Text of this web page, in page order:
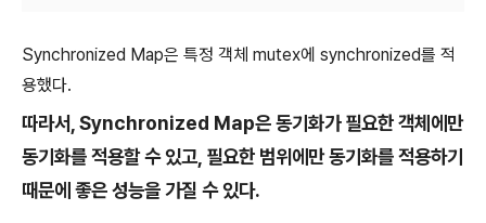
Synchronized Map은 특정 객체 mutex에 synchronized를 적
용했다.
따라서, Synchronized Map은 동기화가 필요한 객체에만
동기화를 적용할 수 있고, 필요한 범위에만 동기화를 적용하기
때문에 좋은 성능을 가질 수 있다.